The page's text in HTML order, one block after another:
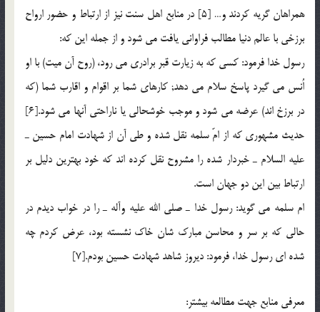
همراهان گريه كردند و… [5] در منابع اهل سنت نيز از ارتباط و حضور ارواح
برزخي با عالم دنيا مطالب فراواني يافت مي شود و از جمله اين که:
رسول خدا فرمود: كسي كه به زيارت قبر برادري مي رود، (روح آن ميت) با او
اُنس مي گيرد پاسخ سلام مي دهد; كارهاي شما بر اقوام و اقارب شما (كه
در برزخ اند) عرضه مي شود و موجب خوشحالي يا ناراحتي آنها مي شود.[6]
حديث مشهوري كه از امّ سلمه نقل شده و طي آن از شهادت امام حسين ـ
عليه السلام ـ خبردار شده را مشروح نقل كرده اند كه خود بهترين دليل بر
ارتباط بين اين دو جهان است.
ام سلمه مي گويد: رسول خدا ـ صلي الله عليه وآله ـ را در خواب ديدم در
حالي كه بر سر و محاسن مبارك شان خاك نشسته بود، عرض كردم چه
شده اي رسول خدا، فرمود: ديروز شاهد شهادت حسين بودم.[7]
معرفي منابع جهت مطالعه بيشتر: